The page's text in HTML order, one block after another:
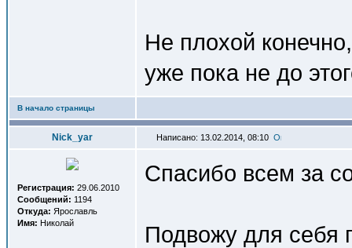
Не плохой
уже пока не до
В начало страницы
Nick_yar Написано: 13.02.2014, 08:10
Регистрация: 29.06.2010
Сообщений: 1194
Откуда: Ярославль
Имя: Николай
Спасибо всем за
Подвожу для себя